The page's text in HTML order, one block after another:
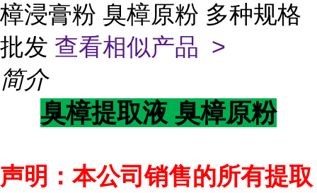
樟浸膏粉 臭樟原粉 多种规格
批发 查看相似产品 >
简介
臭樟提取液 臭樟原粉
声明：本公司销售的所有提取